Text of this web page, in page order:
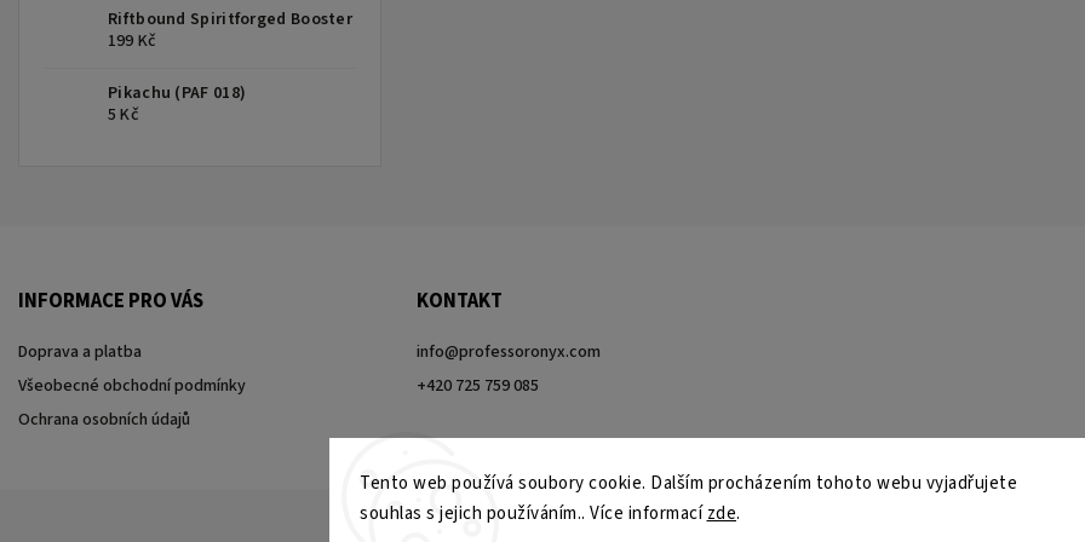
Tento web používá soubory cookie. Dalším procházením tohoto webu vyjadřujete
souhlas s jejich používáním.. Více informacízde.
Riftbound Spiritforged Booster
199 Kč
Pikachu (PAF 018)
5 Kč
INFORMACE PRO VÁS
Doprava a platba
Všeobecné obchodní podmínky
Ochrana osobních údajů
KONTAKT
info@professoronyx.com
+420 725 759 085